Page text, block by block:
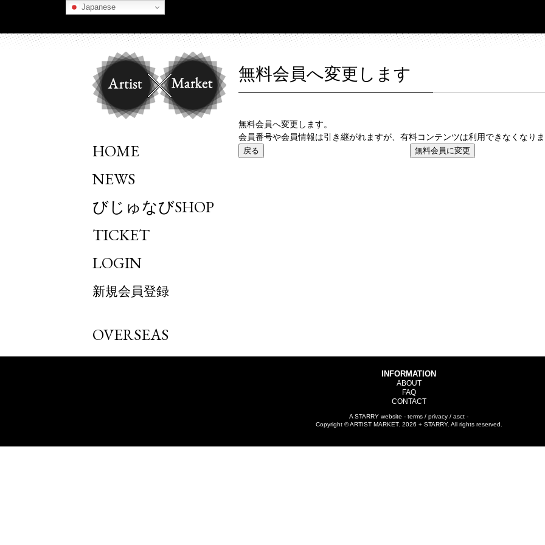
HOME
NEWS
びじゅなびSHOP
TICKET
LOGIN
新規会員登録
OVERSEAS
無料会員へ変更します
無料会員へ変更します。
会員番号や会員情報は引き継がれますが、有料コンテンツは利用できなくなり
戻る 無料会員に変更
INFORMATION
ABOUT
FAQ
CONTACT
A STARRY website - terms / privacy / asct -
Copyright © ARTIST MARKET. 2026 + STARRY. All rights reserved.
Japanese